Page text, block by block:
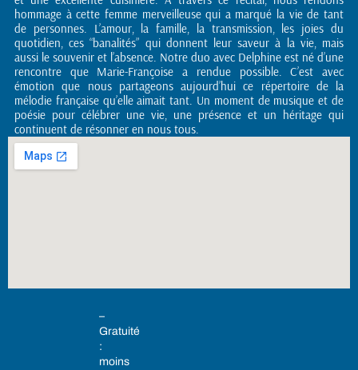
hommage à cette femme merveilleuse qui a marqué la vie de tant
de personnes. L’amour, la famille, la transmission, les joies du
quotidien, ces “banalités” qui donnent leur saveur à la vie, mais
aussi le souvenir et l’absence. Notre duo avec Delphine est né d’une
rencontre que Marie-Françoise a rendue possible. C’est avec
émotion que nous partageons aujourd’hui ce répertoire de la
mélodie française qu’elle aimait tant. Un moment de musique et de
poésie pour célébrer une vie, une présence et un héritage qui
continuent de résonner en nous tous.
–
Gratuité
:
moins